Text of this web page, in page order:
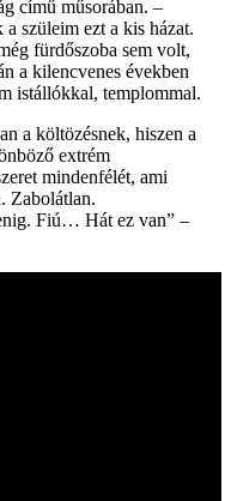
című műsorában. –
szüleim ezt a kis házat.
fürdőszoba sem volt,
a kilencvenes években
istállókkal, templommal.
a költözésnek, hiszen a
extrém
mindenfélét, ami
Zabolátlan.
Fiú… Hát ez van” –